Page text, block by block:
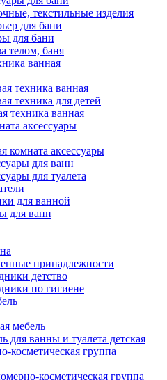
текстильные изделия
для бани
для бани
телом, баня
ванная
техника ванная
техника для детей
техника ванная
аксессуары
комната аксессуары
для ванн
для туалета
для ванной
для ванн
принадлежности
детство
по гигиене
мебель
для ванны и туалета детская
косметическая группа
косметическая группа